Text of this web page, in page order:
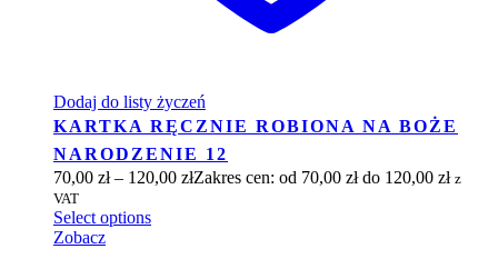
Dodaj do listy życzeń
KARTKA RĘCZNIE ROBIONA NA BOŻE
NARODZENIE 12
70,00 zł – 120,00 złZakres cen: od 70,00 zł do 120,00 zł z
VAT
Select options
Zobacz